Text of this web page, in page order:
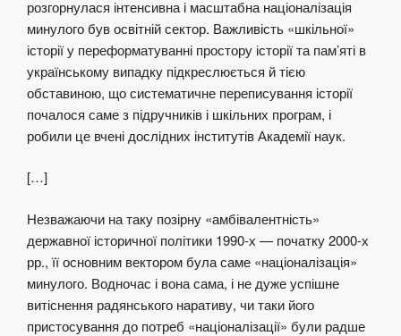
розгорнулася інтенсивна і масштабна націоналізація
минулого був освітній сектор. Важливість «шкільної»
історії у переформатуванні простору історії та пам’яті в
українському випадку підкреслюється й тією
обставиною, що систематичне переписування історії
почалося саме з підручників і шкільних програм, і
робили це вчені дослідних інститутів Академії наук.
[…]
Незважаючи на таку позірну «амбівалентність»
державної історичної політики 1990-х — початку 2000-х
рр., її основним вектором була саме «націоналізація»
минулого. Водночас і вона сама, і не дуже успішне
витіснення радянського наративу, чи таки його
пристосування до потреб «націоналізації» були радше